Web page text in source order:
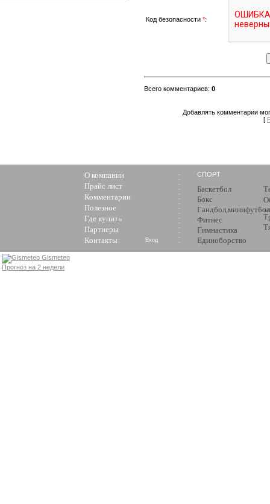
Код безопасности *:
Всего комментариев: 0
Добавлять комментарии
[
О компании
Прайс лист
Комментарии
Полезное
Где купить
Партнеры
Контакты
СПОРТ
Баскетбол
Бокс
Гандбол,минифутбол
Фитнес
Гимнастика
Единоборство
Вход
Gismeteo
Прогноз на 2 недели